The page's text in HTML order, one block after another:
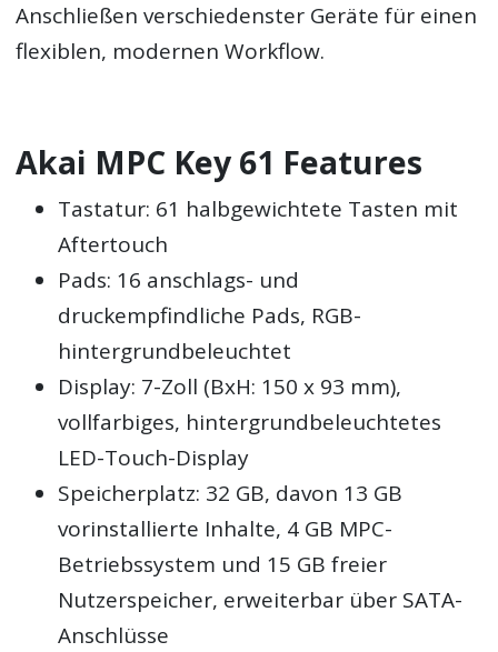
Anschließen verschiedenster Geräte für einen
flexiblen, modernen Workflow.
Akai MPC Key 61 Features
Tastatur: 61 halbgewichtete Tasten mit
Aftertouch
Pads: 16 anschlags- und
druckempfindliche Pads, RGB-
hintergrundbeleuchtet
Display: 7-Zoll (BxH: 150 x 93 mm),
vollfarbiges, hintergrundbeleuchtetes
LED-Touch-Display
Speicherplatz: 32 GB, davon 13 GB
vorinstallierte Inhalte, 4 GB MPC-
Betriebssystem und 15 GB freier
Nutzerspeicher, erweiterbar über SATA-
Anschlüsse